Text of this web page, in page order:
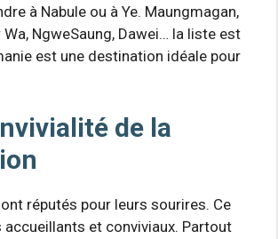
à Nabule ou à Ye. Maungmagan,
Wa, NgweSaung, Dawei… la liste est
est une destination idéale pour
de la
réputés pour leurs sourires. Ce
et conviviaux. Partout